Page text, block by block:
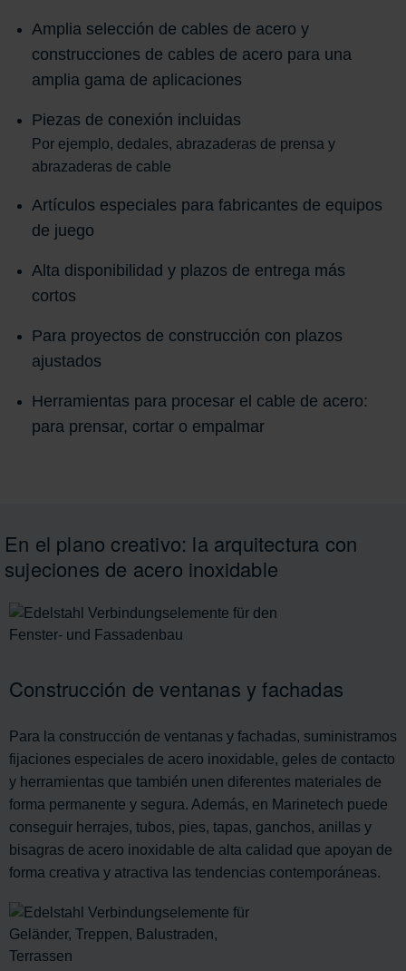
Amplia selección de cables de acero y
construcciones de cables de acero para una
amplia gama de aplicaciones
Piezas de conexión incluidas
Por ejemplo, dedales, abrazaderas de prensa y
abrazaderas de cable
Artículos especiales para fabricantes de equipos
de juego
Alta disponibilidad y plazos de entrega más
cortos
Para proyectos de construcción con plazos
ajustados
Herramientas para procesar el cable de acero:
para prensar, cortar o empalmar
En el plano creativo: la arquitectura con
sujeciones de acero inoxidable
Construcción de ventanas y fachadas
Para la construcción de ventanas y fachadas, suministramos
fijaciones especiales de acero inoxidable, geles de contacto
y herramientas que también unen diferentes materiales de
forma permanente y segura. Además, en Marinetech puede
conseguir herrajes, tubos, pies, tapas, ganchos, anillas y
bisagras de acero inoxidable de alta calidad que apoyan de
forma creativa y atractiva las tendencias contemporáneas.